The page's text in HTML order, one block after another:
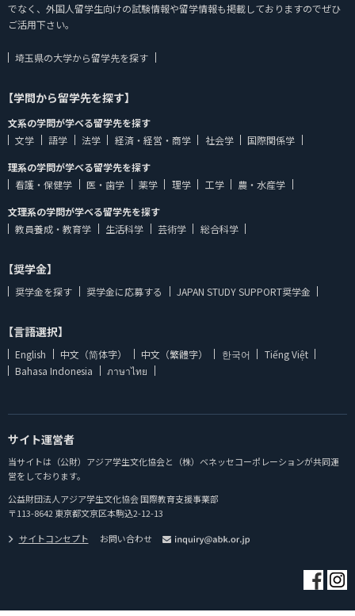
でなく、外国人留学生向けの試験情報や留学情報も掲載しておりますのでぜひ
ご活用下さい。
埼玉県の大学から留学先を探す
【学問から留学先を探す】
文系の学問が学べる留学先を探す
文学
語学 法学 経済・経営・商学 社会学
国際関係学
理系の学問が学べる留学先を探す
看護・保健学
医・歯学 薬学 理学 工学
農・水産学
文理系の学問が学べる留学先を探す
教員養成・教育学
生活科学 芸術学 総合科学
【奨学金】
奨学金を探す 奨学金に応募する JAPAN STUDY SUPPORT奨学金
【言語選択】
English 中文（简体字） 中文（繁體字） 한국어
Tiếng Việt
Bahasa Indonesia
ภาษาไทย
サイト運営者
当サイトは（公財）アジア学生文化協会と（株）ベネッセコーポレーションが共同運
営をしております。
公益財団法人アジア学生文化協会 国際教育支援事業部
〒113-8642 東京都文京区本駒込2-12-13
サイトコンセプト
お問い合わせ